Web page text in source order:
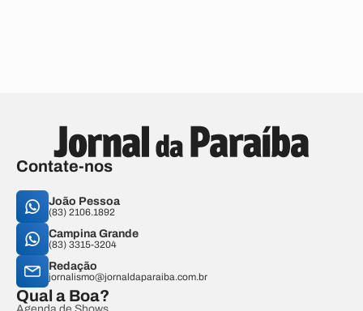
Contate-nos
João Pessoa
(83) 2106.1892
Campina Grande
(83) 3315-3204
Redação
jornalismo@jornaldaparaiba.com.br
Qual a Boa?